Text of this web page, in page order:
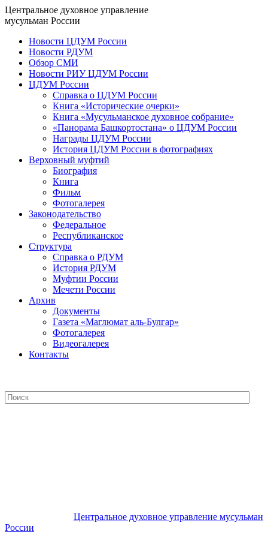
Центральное духовное управление
мусульман России
Новости ЦДУМ России
Новости РДУМ
Обзор СМИ
Новости РИУ ЦДУМ России
ЦДУМ России
Справка о ЦДУМ России
Книга «Исторические очерки»
Книга «Мусульманское духовное собрание»
«Панорама Башкортостана» о ЦДУМ России
Награды ЦДУМ России
История ЦДУМ России в фотографиях
Верховный муфтий
Биография
Книга
Фильм
Фотогалерея
Законодательство
Федеральное
Республиканское
Структура
Справка о РДУМ
История РДУМ
Муфтии России
Мечети России
Архив
Документы
Газета «Маглюмат аль-Булгар»
Фотогалерея
Видеогалерея
Контакты
Центральное духовное управление мусульман
России